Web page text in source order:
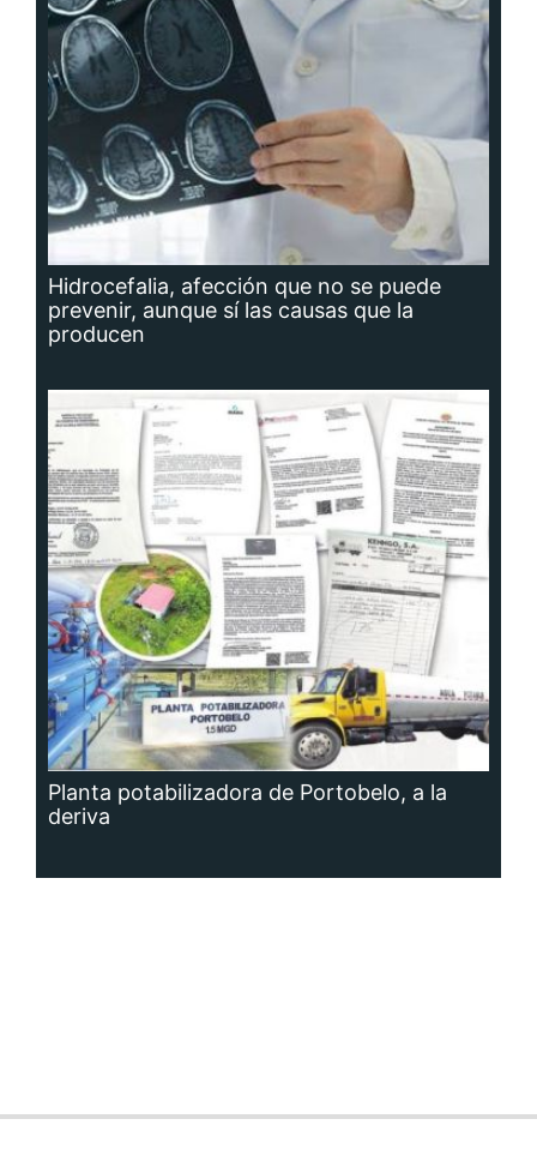
Hidrocefalia, afección que no se puede
prevenir, aunque sí las causas que la
producen
Planta potabilizadora de Portobelo, a la
deriva